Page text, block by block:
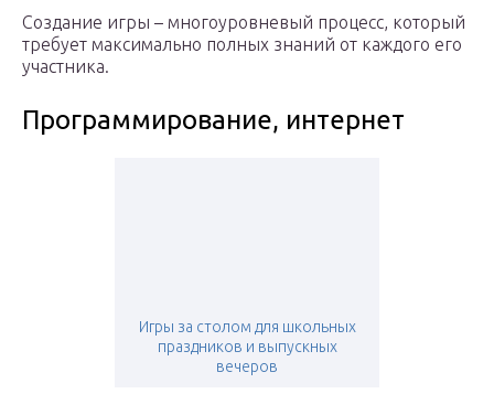
Создание игры – многоуровневый процесс, который
требует максимально полных знаний от каждого его
участника.
Программирование, интернет
Игры за столом для школьных
праздников и выпускных
вечеров